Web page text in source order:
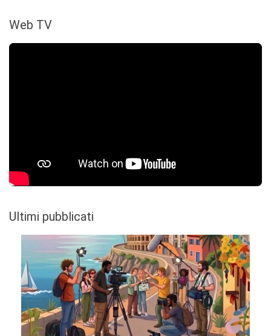
Web TV
Ultimi pubblicati